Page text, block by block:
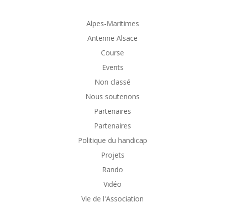
Alpes-Maritimes
Antenne Alsace
Course
Events
Non classé
Nous soutenons
Partenaires
Partenaires
Politique du handicap
Projets
Rando
Vidéo
Vie de l'Association